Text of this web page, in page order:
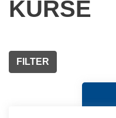
KURSE
FILTER